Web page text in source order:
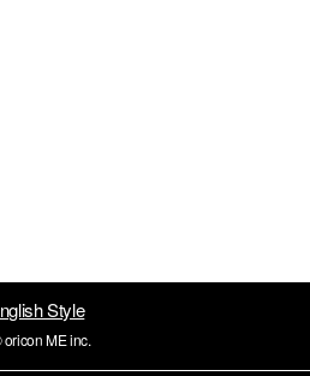
Style
ME inc.